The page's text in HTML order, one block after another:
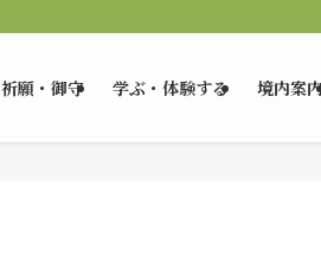
祈願・御守 学ぶ・体験する 境内案